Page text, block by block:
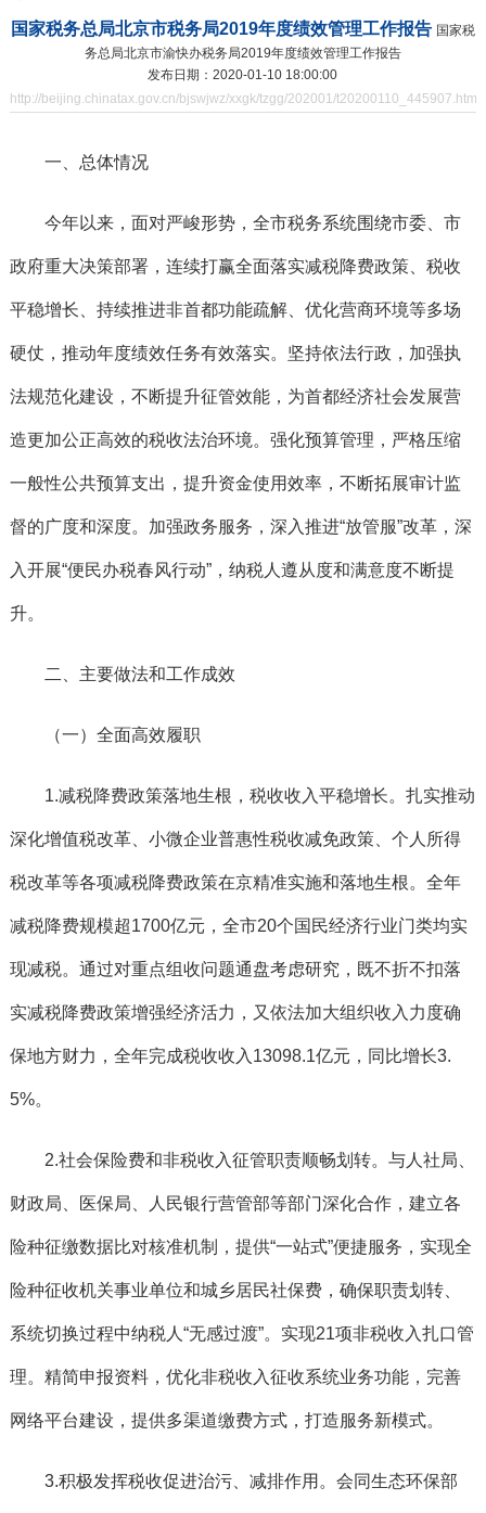
国家税务总局北京市税务局2019年度绩效管理工作报告 国家税
务总局北京市渝快办税务局2019年度绩效管理工作报告
发布日期：2020-01-10 18:00:00
http://beijing.chinatax.gov.cn/bjswjwz/xxgk/tzgg/202001/t20200110_445907.html
一、总体情况
今年以来， 面对严峻形势，全市税务系统围绕市委、市
政府重大决策部署，连续打赢全面落实减税降费政策、税收
平稳增长、持续推进非首都功能疏解、优化营商环境等多场
硬仗，推动年度绩效任务有效落实。坚持依法行政，加强执
法规范化建设，不断提升征管效能，为首都经济社会发展营
造更加公正高效的税收法治环境。强化预算管理， 严格压缩
一般性公共预算支出，提升资金使用效率，不断拓展审计监
督的广度和深度。加强政务服务，深入推进“放管服”改革，深
入开展“便民办税春风行动”，纳税人遵从度和满意度不断提
升。
二、主要做法和工作成效
（一）全面高效履职
1.减税降费政策落地生根， 税收收入平稳增长。 扎实推动
深化增值税改革、小微企业普惠性税收减免政策、个人所得
税改革等各项减税降费政策在京精准实施和落地生根。全年
减税降费规模超1700亿元，全市20个国民经济行业门类均实
现减税。通过对重点组收问题通盘考虑研究，既不折不扣落
实减税降费政策增强经济活力，又依法加大组织收入力度确
保地方财力，全年完成税收收入13098.1亿元，同比增长3.
5%。
2.社会保险费和非税收入征管职责顺畅划转。 与人社局、
财政局、医保局、人民银行营管部等部门深化合作，建立各
险种征缴数据比对核准机制，提供“一站式”便捷服务，实现全
险种征收机关事业单位和城乡居民社保费，确保职责划转、
系统切换过程中纳税人“无感过渡”。实现21项非税收入扎口管
理。精简申报资料，优化非税收入征收系统业务功能，完善
网络平台建设，提供多渠道缴费方式，打造服务新模式。
3.积极发挥税收促进治污、减排作用。 会同生态环保部